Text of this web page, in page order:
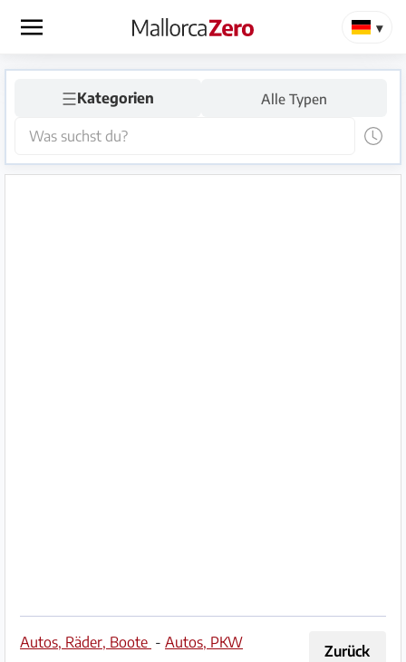
×
Startseite
Anzeige
aufgeben
Hilfe
☰Kategorien Alle Typen
Zurück
Autos, Räder, Boote - Autos, PKW